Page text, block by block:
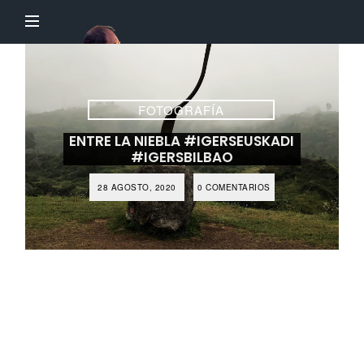
Profesor
FOTOGRAFÍA
ENTRE LA NIEBLA #IGERSEUSKADI
#IGERSBILBAO
28 AGOSTO, 2020 0 COMENTARIOS